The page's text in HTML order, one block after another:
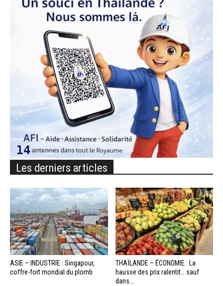
Les derniers articles
ASIE – INDUSTRIE : Singapour,
coffre-fort mondial du plomb
THAÏLANDE – ÉCONOMIE : La
hausse des prix ralentit… sauf
dans...